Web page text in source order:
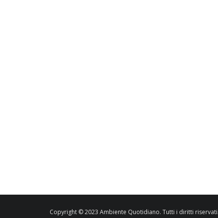
Copyright © 2023 Ambiente Quotidiano. Tutti i diritti riservati.